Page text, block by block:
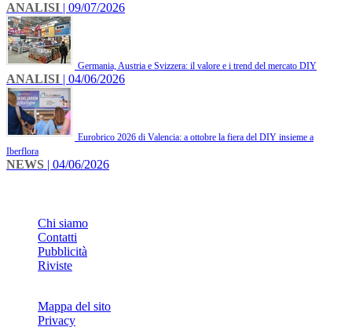
ANALISI | 09/07/2026
Germania, Austria e Svizzera: il valore e i trend del mercato DIY
ANALISI | 04/06/2026
Eurobrico 2026 di Valencia: a ottobre la fiera del DIY insieme a
Iberflora
NEWS | 04/06/2026
Chi siamo
Contatti
Pubblicità
Riviste
Mappa del sito
Privacy